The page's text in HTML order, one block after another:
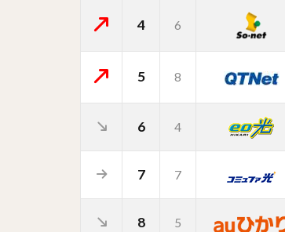
4 6
5 8
6 4
7 7
8 5